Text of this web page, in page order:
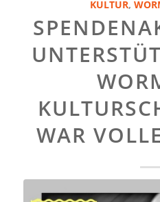
KULTUR,
WAR